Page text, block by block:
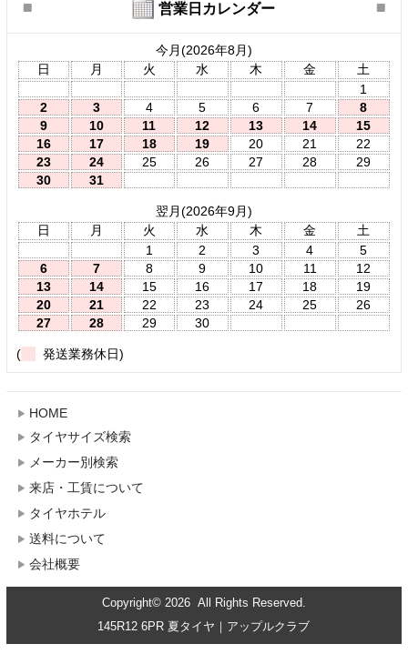
営業日カレンダー
今月(2026年8月)
日
月 火 水 木 金
土
1
2
3 4 5 6 7
8
9
10 11 12 13 14
15
16
17 18 19 20 21
22
23
24 25 26 27 28
29
30
31
翌月(2026年9月)
日
月 火 水 木 金
土
1
2 3 4
5
6
7 8 9 10 11
12
13
14 15 16 17 18
19
20
21 22 23 24 25
26
27
28 29 30
( 発送業務休日)
HOME
タイヤサイズ検索
メーカー別検索
来店・工賃について
タイヤホテル
送料について
会社概要
Copyright© 2026 All Rights Reserved.
145R12 6PR 夏タイヤ｜アップルクラブ